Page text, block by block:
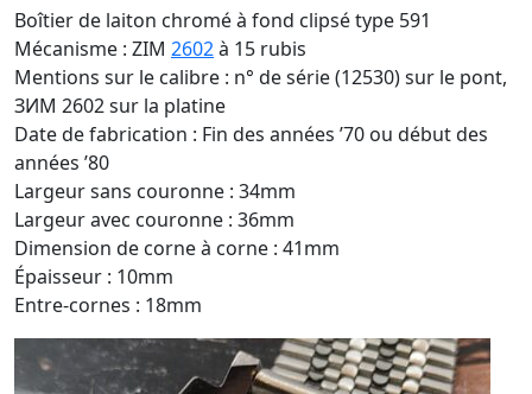
Boîtier de laiton chromé à fond clipsé type 591
Mécanisme : ZIM 2602à 15 rubis
Mentions sur le calibre : n° de série (12530) sur le pont,
ЗИМ 2602 sur la platine
Date de fabrication : Fin des années ’70 ou début des
années ’80
Largeur sans couronne : 34mm
Largeur avec couronne : 36mm
Dimension de corne à corne : 41mm
Épaisseur : 10mm
Entre-cornes : 18mm